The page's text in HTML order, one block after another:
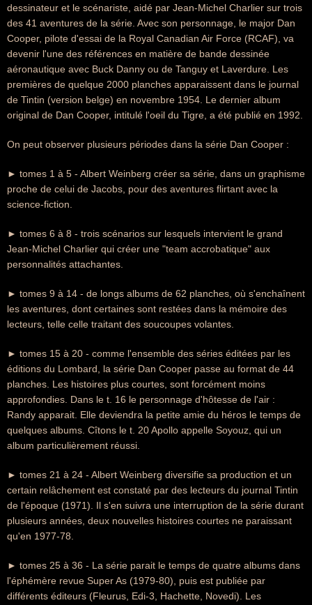
dessinateur et le scénariste, aidé par Jean-Michel Charlier sur trois
des 41 aventures de la série. Avec son personnage, le major Dan
Cooper, pilote d'essai de la Royal Canadian Air Force (RCAF), va
devenir l'une des références en matière de bande dessinée
aéronautique avec Buck Danny ou de Tanguy et Laverdure. Les
premières de quelque 2000 planches apparaissent dans le journal
de Tintin (version belge) en novembre 1954. Le dernier album
original de Dan Cooper, intitulé l'oeil du Tigre, a été publié en 1992.
On peut observer plusieurs périodes dans la série Dan Cooper :
► tomes 1 à 5 - Albert Weinberg créer sa série, dans un graphisme
proche de celui de Jacobs, pour des aventures flirtant avec la
science-fiction.
► tomes 6 à 8 - trois scénarios sur lesquels intervient le grand
Jean-Michel Charlier qui créer une "team accrobatique" aux
personnalités attachantes.
► tomes 9 à 14 - de longs albums de 62 planches, où s'enchaînent
les aventures, dont certaines sont restées dans la mémoire des
lecteurs, telle celle traitant des soucoupes volantes.
► tomes 15 à 20 - comme l'ensemble des séries éditées par les
éditions du Lombard, la série Dan Cooper passe au format de 44
planches. Les histoires plus courtes, sont forcément moins
approfondies. Dans le t. 16 le personnage d'hôtesse de l'air :
Randy apparait. Elle deviendra la petite amie du héros le temps de
quelques albums. Cîtons le t. 20 Apollo appelle Soyouz, qui un
album particulièrement réussi.
► tomes 21 à 24 - Albert Weinberg diversifie sa production et un
certain relâchement est constaté par des lecteurs du journal Tintin
de l'époque (1971). Il s'en suivra une interruption de la série durant
plusieurs années, deux nouvelles histoires courtes ne paraissant
qu'en 1977-78.
► tomes 25 à 36 - La série parait le temps de quatre albums dans
l'éphémère revue Super As (1979-80), puis est publiée par
différents éditeurs (Fleurus, Edi-3, Hachette, Novedi). Les